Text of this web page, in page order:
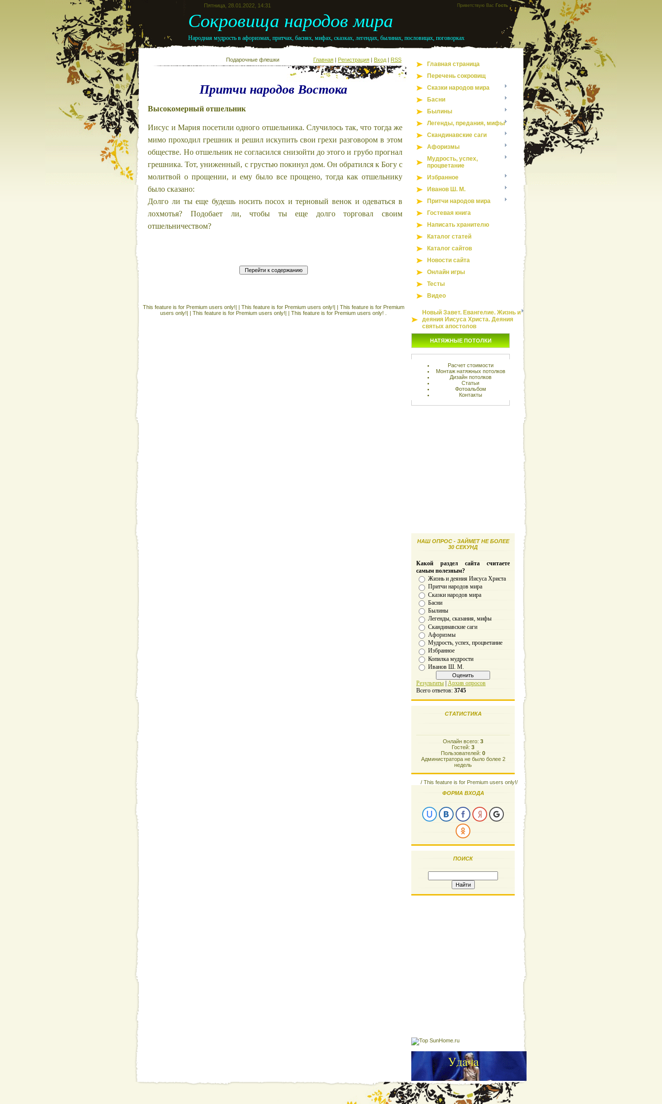
Пятница, 28.01.2022, 14:31 Приветствую Вас Гость
Сокровища народов мира
Народная мудрость в афоризмах, притчах, баснях, мифах, сказках, легендах, былинах, пословицах, поговорках
Подарочные флешки Главная | Регистрация | Вход | RSS
Притчи народов Востока
Высокомерный отшельник
Иисус и Мария посетили одного отшельника. Случилось так, что тогда же
мимо проходил грешник и решил искупить свои грехи разговором в этом
обществе. Но отшельник не согласился снизойти до этого и грубо прогнал
грешника. Тот, униженный, с грустью покинул дом. Он обратился к Богу с
молитвой о прощении, и ему было все прощено, тогда как отшельнику
было сказано:
Долго ли ты еще будешь носить посох и терновый венок и одеваться в
лохмотья? Подобает ли, чтобы ты еще долго торговал своим
отшельничеством?
This feature is for Premium users only!| | This feature is for Premium users only!| | This feature is for Premium
users only!| | This feature is for Premium users only!| | This feature is for Premium users only! .
Главная страница
Перечень сокровищ
Сказки народов мира
Басни
Былины
Легенды, предания, мифы
Скандинавские саги
Афоризмы
Мудрость, успех,
процветание
Избранное
Иванов Ш. М.
Притчи народов мира
Гостевая книга
Написать хранителю
Каталог статей
Каталог сайтов
Новости сайта
Онлайн игры
Тесты
Видео
Новый Завет. Евангелие. Жизнь и
деяния Иисуса Христа. Деяния
святых апостолов
НАТЯЖНЫЕ ПОТОЛКИ
Расчет стоимости
Монтаж натяжных потолков
Дизайн потолков
Статьи
Фотоальбом
Контакты
НАШ ОПРОС - ЗАЙМЕТ НЕ БОЛЕЕ
30 СЕКУНД
Какой раздел сайта считаете
самым полезным?
Жизнь и деяния Иисуса Христа
Притчи народов мира
Сказки народов мира
Басни
Былины
Легенды, сказания, мифы
Скандинавские саги
Афоризмы
Мудрость, успех, процветание
Избранное
Копилка мудрости
Иванов Ш. М.
Результаты Архив опросов
Всего ответов: 3745
СТАТИСТИКА
Онлайн всего: 3
Гостей: 3
Пользователей: 0
Администратора не было более 2
недель
/ This feature is for Premium users only!/
ФОРМА ВХОДА
ПОИСК